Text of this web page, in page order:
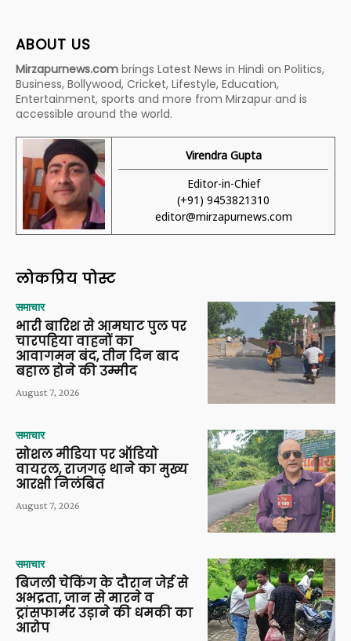
ABOUT US
Mirzapurnews.com brings Latest News in Hindi on Politics,
Business, Bollywood, Cricket, Lifestyle, Education,
Entertainment, sports and more from Mirzapur and is
accessible around the world.
Virendra Gupta
Editor-in-Chief
(+91) 9453821310
editor@mirzapurnews.com
लोकप्रिय पोस्ट
समाचार
भारी बारिश से आमघाट पुल पर
चारपहिया वाहनों का
आवागमन बंद, तीन दिन बाद
बहाल होने की उम्मीद
August 7, 2026
समाचार
सोशल मीडिया पर ऑडियो
वायरल, राजगढ़ थाने का मुख्य
आरक्षी निलंबित
August 7, 2026
समाचार
बिजली चेकिंग के दौरान जेई से
अभद्रता, जान से मारने व
ट्रांसफार्मर उड़ाने की धमकी का
आरोप